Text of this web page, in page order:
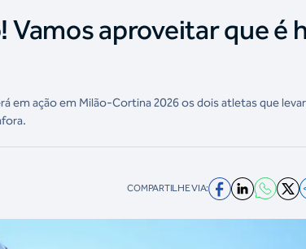
aproveitar que é
em ação em Milão-Cortina 2026 os dois atletas que
COMPARTILHE VIA: